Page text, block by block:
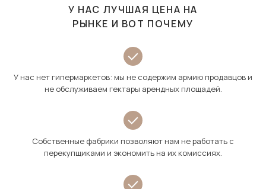
У НАС ЛУЧШАЯ ЦЕНА НА
РЫНКЕ И ВОТ ПОЧЕМУ
У нас нет гипермаркетов: мы не содержим армию продавцов и
не обслуживаем гектары арендных площадей.
Собственные фабрики позволяют нам не работать с
перекупщиками и экономить на их комиссиях.